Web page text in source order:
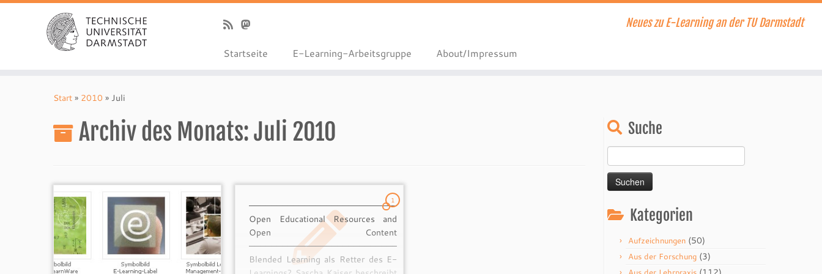
Neues zu E-Learning an der TU Darmstadt
Startseite E-Learning-Arbeitsgruppe About/Impressum
Start » 2010 » Juli
Archiv des Monats:Juli 2010
1
——————————————————————————–
Open Educational Resources and
Open Content
——————————————————————————–
Blended Learning als Retter des E-
Suche
nach:
Kategorien
Aufzeichnungen (50)
Aus der Forschung (3)